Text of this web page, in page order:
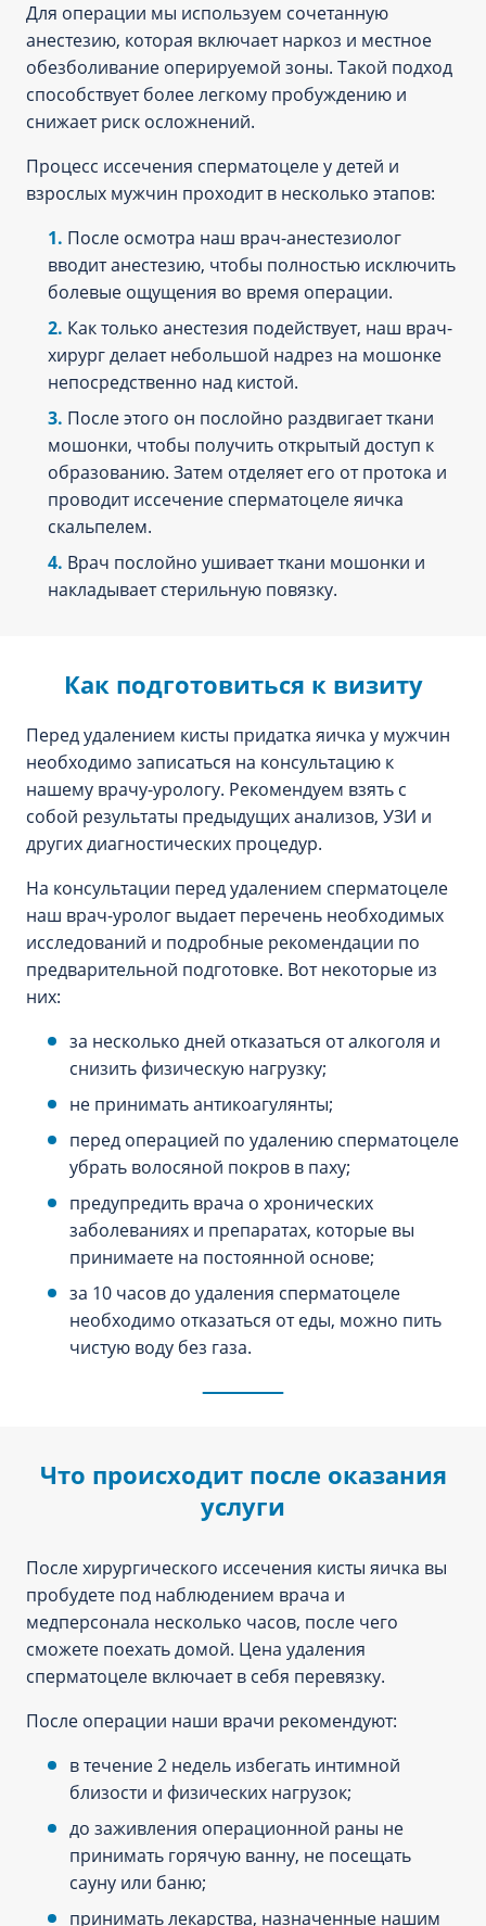
Для операции мы используем сочетанную
анестезию, которая включает наркоз и местное
обезболивание оперируемой зоны. Такой подход
способствует более легкому пробуждению и
снижает риск осложнений.
Процесс иссечения сперматоцеле у детей и
взрослых мужчин проходит в несколько этапов:
После осмотра наш врач-анестезиолог
вводит анестезию, чтобы полностью исключить
болевые ощущения во время операции.
Как только анестезия подействует, наш врач-
хирург делает небольшой надрез на мошонке
непосредственно над кистой.
После этого он послойно раздвигает ткани
мошонки, чтобы получить открытый доступ к
образованию. Затем отделяет его от протока и
проводит иссечение сперматоцеле яичка
скальпелем.
Врач послойно ушивает ткани мошонки и
накладывает стерильную повязку.
Как подготовиться к визиту
Перед удалением кисты придатка яичка у мужчин
необходимо записаться на консультацию к
нашему врачу-урологу. Рекомендуем взять с
собой результаты предыдущих анализов, УЗИ и
других диагностических процедур.
На консультации перед удалением сперматоцеле
наш врач-уролог выдает перечень необходимых
исследований и подробные рекомендации по
предварительной подготовке. Вот некоторые из
них:
за несколько дней отказаться от алкоголя и
снизить физическую нагрузку;
не принимать антикоагулянты;
перед операцией по удалению сперматоцеле
убрать волосяной покров в паху;
предупредить врача о хронических
заболеваниях и препаратах, которые вы
принимаете на постоянной основе;
за 10 часов до удаления сперматоцеле
необходимо отказаться от еды, можно пить
чистую воду без газа.
Что происходит после оказания
услуги
После хирургического иссечения кисты яичка вы
пробудете под наблюдением врача и
медперсонала несколько часов, после чего
сможете поехать домой. Цена удаления
сперматоцеле включает в себя перевязку.
После операции наши врачи рекомендуют:
в течение 2 недель избегать интимной
близости и физических нагрузок;
до заживления операционной раны не
принимать горячую ванну, не посещать
сауну или баню;
принимать лекарства, назначенные нашим